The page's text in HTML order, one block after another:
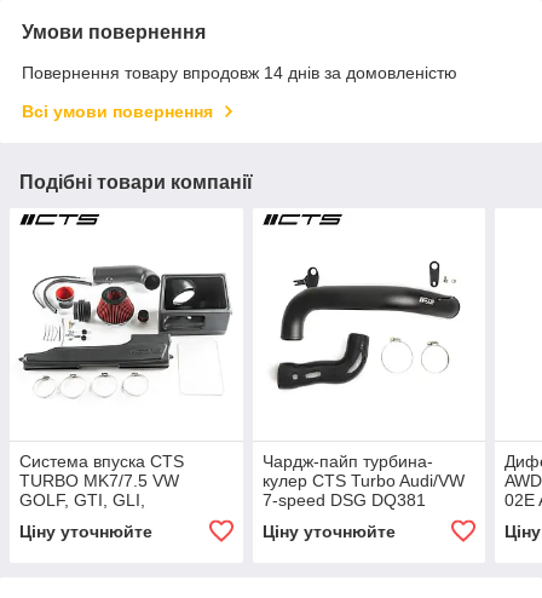
Умови повернення
Повернення товару впродовж 14 днів за домовленістю
Всі умови повернення
Подібні товари компанії
Система впуска CTS
TURBO MK7/7.5 VW
GOLF, GTI, GLI,
Ціну уточнюйте
Чардж-пайп турбина-
кулер CTS Turbo Audi/VW
7-speed DSG DQ381
Ціну уточнюйте
02E